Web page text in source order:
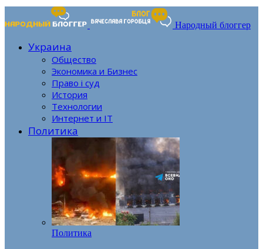
Народный блоггер
Украина
Общество
Экономика и Бизнес
Право і суд
История
Технологии
Интернет и IT
Политика
Политика